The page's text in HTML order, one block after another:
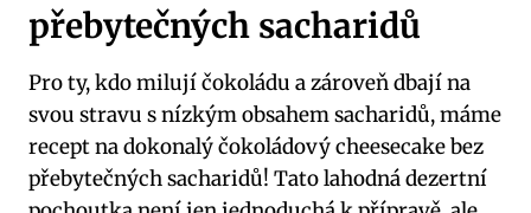
přebytečných​ sacharidů
Pro ty, kdo milují čokoládu a zároveň dbají na
svou ⁣stravu s nízkým obsahem sacharidů, máme
recept na dokonalý čokoládový cheesecake bez
přebytečných sacharidů! Tato lahodná dezertní